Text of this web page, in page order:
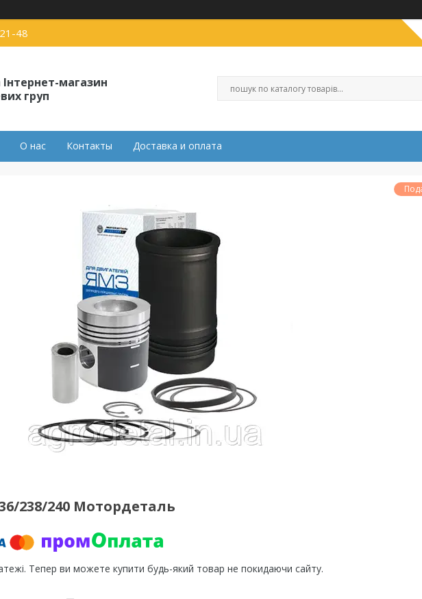
48
магазин
груп
О нас Контакты Доставка и оплата
238/240 Мотордеталь
Тепер ви можете купити будь-який товар не покидаючи сайту.